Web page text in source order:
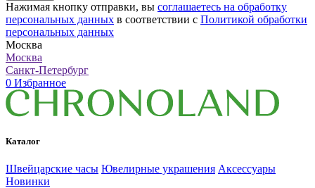
Нажимая кнопку отправки, вы соглашаетесь на обработку
персональных данных в соответствии с Политикой обработки
персональных данных
Москва
Москва
Санкт-Петербург
0 Избранное
Каталог
Швейцарские часы Ювелирные украшения Аксессуары
Новинки